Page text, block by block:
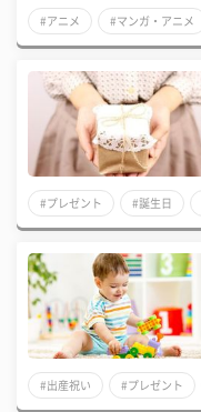
#アニメ #マンガ・アニメ
#プレゼント #誕生日
#出産祝い #プレゼント